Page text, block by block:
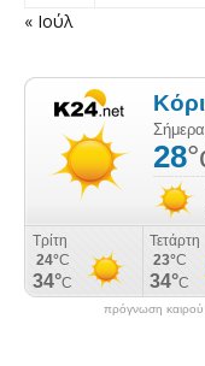
« Ιούλ
πρόγνωση